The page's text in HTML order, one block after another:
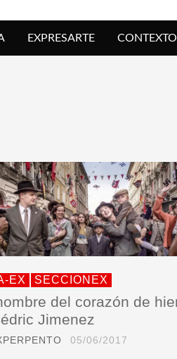
EXPRESARTE
EX SECCIONEX
del corazón de
Jimenez
05/06/2017